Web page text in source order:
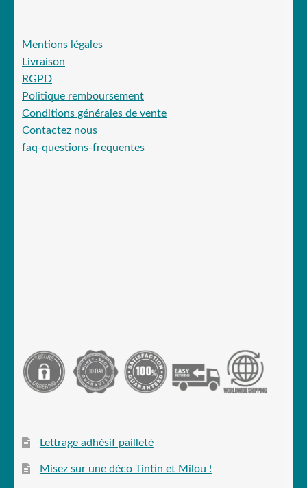
Mentions légales
Livraison
RGPD
Politique remboursement
Conditions générales de vente
Contactez nous
faq-questions-frequentes
Lettrage adhésif pailleté
Misez sur une déco Tintin et Milou !